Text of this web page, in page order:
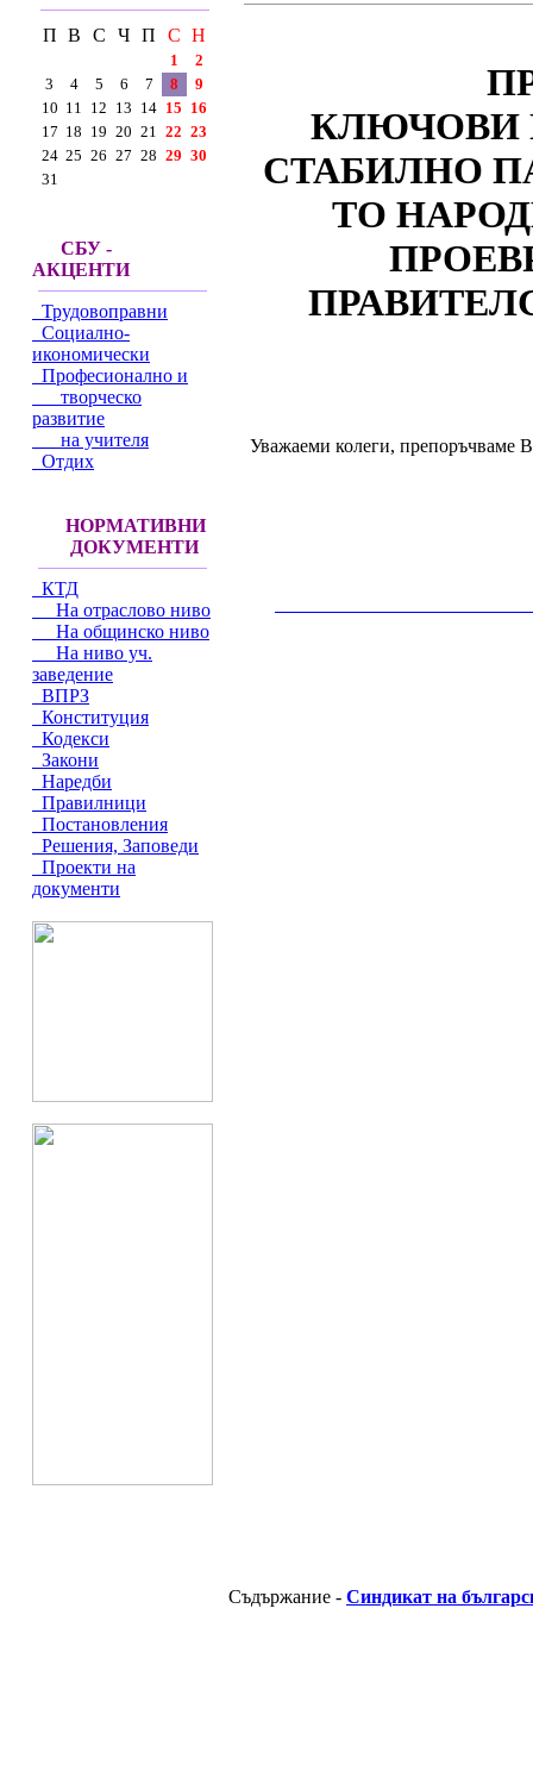
П В С Ч П С Н
1
2
3
4 5 6 7 8
9
10 11 12 13 14 15 16
17 18 19 20 21 22 23
24 25 26 27 28 29 30
31
СБУ -
АКЦЕНТИ
Трудовоправни
Социално-
икономически
Професионално и
творческо
развитие
на учителя
Отдих
НОРМАТИВНИ
ДОКУМЕНТИ
КТД
На отраслово ниво
На общинско ниво
На ниво уч.
заведение
ВПРЗ
Конституция
Кодекси
Закони
Наредби
Правилници
Постановления
Решения, Заповеди
Проекти на
документи
КЛЮЧОВИ
СТАБИЛНО
ТО
Уважаеми колеги,
Съдържание - Синдикат на